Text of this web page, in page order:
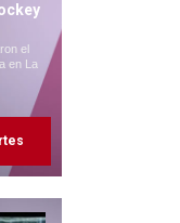
el
en La